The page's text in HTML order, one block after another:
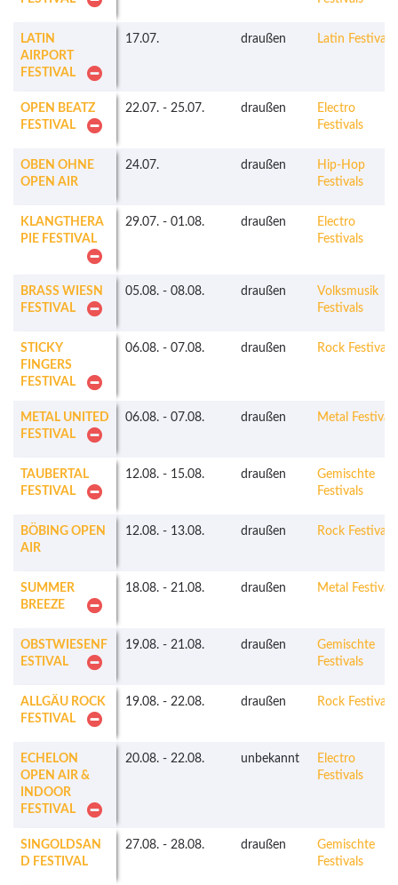
LATIN
AIRPORT
FESTIVAL
17.07. draußen Latin Festivals
OPEN BEATZ
FESTIVAL
22.07. - 25.07. draußen
Electro
Festivals
OBEN OHNE
OPEN AIR
24.07. draußen
Hip-Hop
Festivals
KLANGTHERA
PIE FESTIVAL
29.07. - 01.08. draußen
Electro
Festivals
BRASS WIESN
FESTIVAL
05.08. - 08.08. draußen
Volksmusik
Festivals
STICKY
FINGERS
FESTIVAL
06.08. - 07.08. draußen Rock Festivals
METAL UNITED
FESTIVAL
06.08. - 07.08. draußen Metal Festivals
TAUBERTAL
FESTIVAL
12.08. - 15.08. draußen
Gemischte
Festivals
BÖBING OPEN
AIR
12.08. - 13.08. draußen Rock Festivals
SUMMER
BREEZE
18.08. - 21.08. draußen Metal Festivals
OBSTWIESENF
ESTIVAL
19.08. - 21.08. draußen
Gemischte
Festivals
ALLGÄU ROCK
FESTIVAL
19.08. - 22.08. draußen Rock Festivals
ECHELON
OPEN AIR &
INDOOR
FESTIVAL
20.08. - 22.08. unbekannt
Electro
Festivals
SINGOLDSAN
D FESTIVAL
27.08. - 28.08. draußen
Gemischte
Festivals